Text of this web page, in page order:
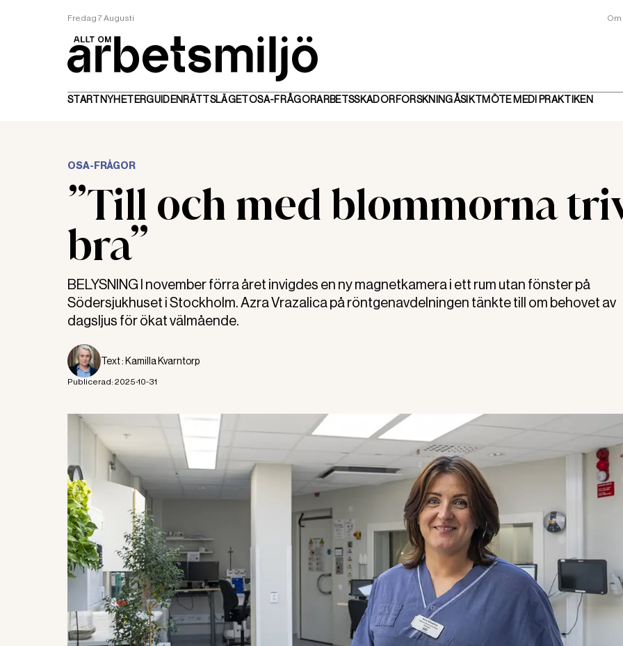
Fredag 7 Augusti
STARTNYHETERGUIDEN RÄTTSLÄGETOSA-FRÅGORARBETSSKADORFORSKNINGÅSIKTMÖTE MED I PRAKTIKEN
OSA-FRÅGOR
”Till och med blommorna
bra”
BELYSNING I november förra året invigdes en ny magnetkamera i ett rum utan fönster på
Södersjukhuset i Stockholm. Azra Vrazalica på röntgenavdelningen tänkte till om behovet av
dagsljus för ökat välmående.
Text : Kamilla Kvarntorp
Publicerad: 2025-10-31